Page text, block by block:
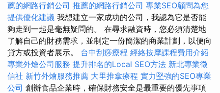
薦的網路行銷公司 推薦的網路行銷公司 專業SEO顧問為您
提供優化建議 我想建立一家成功的公司，我認為它是否能
夠走到一起是毫無疑問的。 在尋求融資時，您必須清楚地
了解自己的財務需求，並制定一份簡潔的商業計劃，以便向
貸方或投資者展示。 台中刮痧療程 經絡按摩課程費用介紹
專業外燴公司服務 提升排名的Local SEO方法 新北專業徵
信社 新竹外燴服務推薦 大里推拿療程 實力堅強的SEO專業
公司 創辦食品企業時，確保財務安全是最重要的優先事項